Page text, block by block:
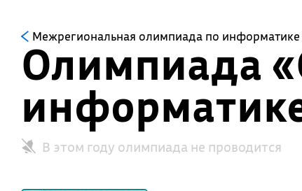
Межрегиональная олимпиада по
Олимпиада
В этом году олимпиада не проводится